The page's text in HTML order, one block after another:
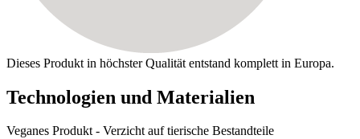
Dieses Produkt in höchster Qualität entstand komplett in Europa.
Technologien und Materialien
Veganes Produkt - Verzicht auf tierische Bestandteile